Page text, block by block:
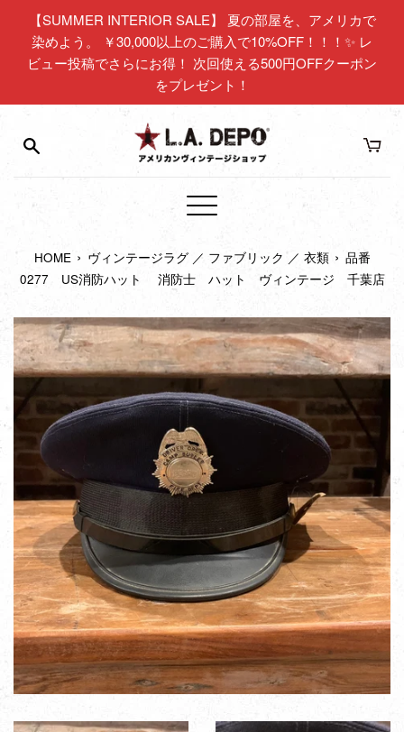
【SUMMER INTERIOR SALE】 夏の部屋を、アメリカで
染めよう。 ￥30,000以上のご購入で10%OFF！！！✨ レ
ビュー投稿でさらにお得！ 次回使える500円OFFクーポン
をプレゼント！
メ
ュ
ー
HOME › ヴィンテージラグ ／ ファブリック ／ 衣類 › 品番
0277 US消防ハット 消防士 ハット ヴィンテージ 千葉店